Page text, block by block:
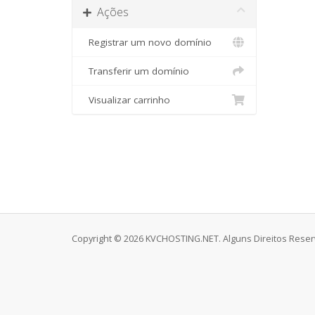
Ações
Registrar um novo domínio
Transferir um domínio
Visualizar carrinho
Copyright © 2026 KVCHOSTING.NET. Alguns Direitos